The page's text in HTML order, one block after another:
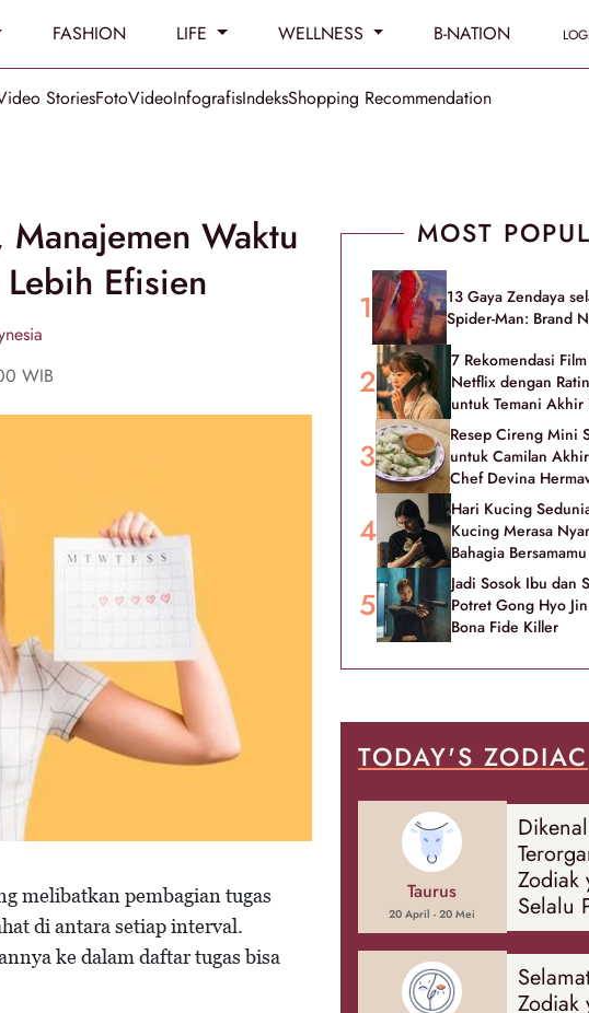
FASHION LIFE WELLNESS B-NATION
StoriesFotoVideoInfografisIndeksShopping Recommendation
Waktu
Efisien
WIB
melibatkan pembagian tugas
di antara setiap interval.
ke dalam daftar tugas bisa
MOST
13 Gaya Zendaya
Spider-Man: Brand
7 Rekomendasi
Netflix dengan
untuk Temani Akhir
Resep Cireng Mini
untuk Camilan
Chef Devina
Hari Kucing
Kucing Merasa
Bahagia Bersamamu
Jadi Sosok Ibu dan
Potret Gong Hyo
Bona Fide Killer
TODAY'S ZODIAC
Taurus
20 April - 20 Mei
Dikenal
Zodiak
Selalu
Banyak
Zodiak